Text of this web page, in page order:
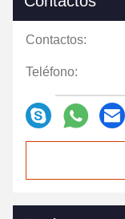
Contactos:
Teléfono: